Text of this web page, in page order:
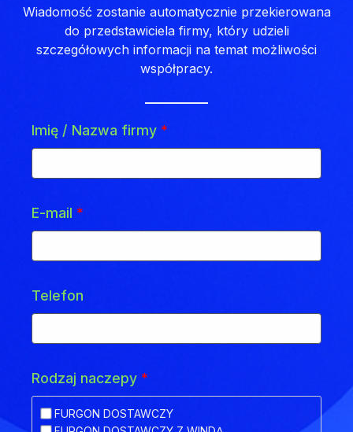
Wiadomość zostanie automatycznie przekierowana
do przedstawiciela firmy, który udzieli
szczegółowych informacji na temat możliwości
współpracy.
Imię / Nazwa firmy *
E-mail *
Telefon
Rodzaj naczepy *
FURGON DOSTAWCZY